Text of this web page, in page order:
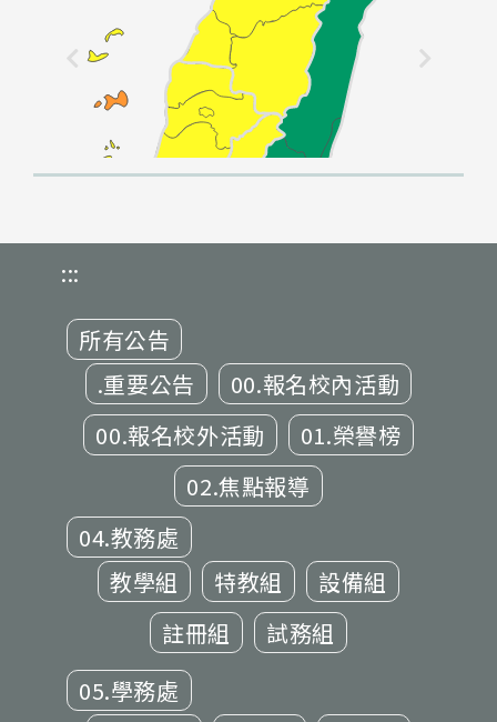
:::
所有公告
.重要公告
00.報名校內活動
00.報名校外活動
01.榮譽榜
02.焦點報導
04.教務處
教學組
特教組
設備組
註冊組
試務組
05.學務處